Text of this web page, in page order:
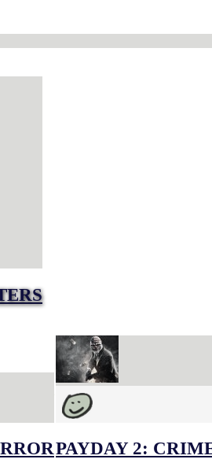
PAYDAY 2: